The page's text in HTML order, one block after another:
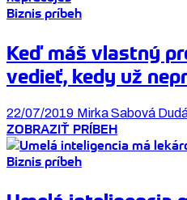
Biznis príbeh
Keď máš vlastný
vedieť, kedy už
22/07/2019 Mirka Sabová
ZOBRAZIŤ PRÍBEH
Biznis príbeh